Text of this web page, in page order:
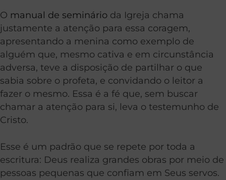
O manual de seminário da Igreja chama
justamente a atenção para essa coragem,
apresentando a menina como exemplo de
alguém que, mesmo cativa e em circunstância
adversa, teve a disposição de partilhar o que
sabia sobre o profeta, e convidando o leitor a
fazer o mesmo. Essa é a fé que, sem buscar
chamar a atenção para si, leva o testemunho de
Cristo.
Esse é um padrão que se repete por toda a
escritura: Deus realiza grandes obras por meio de
pessoas pequenas que confiam em Seus servos.